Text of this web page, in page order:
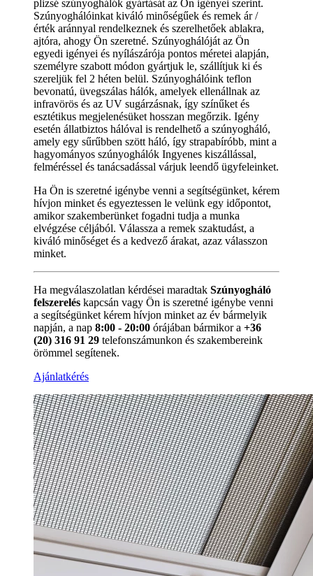
plizsé szúnyoghálók gyártását az Ön igényei szerint.
Szúnyoghálóinkat kiváló minőségűek és remek ár /
érték aránnyal rendelkeznek és szerelhetőek ablakra,
ajtóra, ahogy Ön szeretné. Szúnyoghálóját az Ön
egyedi igényei és nyílászárója pontos méretei alapján,
személyre szabott módon gyártjuk le, szállítjuk ki és
szereljük fel 2 héten belül. Szúnyoghálóink teflon
bevonatú, üvegszálas hálók, amelyek ellenállnak az
infravörös és az UV sugárzásnak, így színűket és
esztétikus megjelenésüket hosszan megőrzik. Igény
esetén állatbiztos hálóval is rendelhető a szúnyogháló,
amely egy sűrűbben szött háló, így strapabíróbb, mint a
hagyományos szúnyoghálók Ingyenes kiszállással,
felméréssel és tanácsadással várjuk leendő ügyfeleinket.
Ha Ön is szeretné igénybe venni a segítségünket, kérem
hívjon minket és egyeztessen le velünk egy időpontot,
amikor szakemberünket fogadni tudja a munka
elvégzése céljából. Válassza a remek szaktudást, a
kiváló minőséget és a kedvező árakat, azaz válasszon
minket.
Ha megválaszolatlan kérdései maradtak Szúnyogháló
felszerelés kapcsán vagy Ön is szeretné igénybe venni
a segítségünket kérem hívjon minket az év bármelyik
napján, a nap 8:00 - 20:00 órájában bármikor a +36
(20) 316 91 29 telefonszámunkon és szakembereink
örömmel segítenek.
Ajánlatkérés